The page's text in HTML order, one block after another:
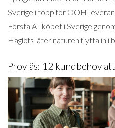
Sverige i topp för OOH-
Första AI-köpet i Sverige
Haglöfs låter naturen flytta in i
Provläs: 12 kundbehov